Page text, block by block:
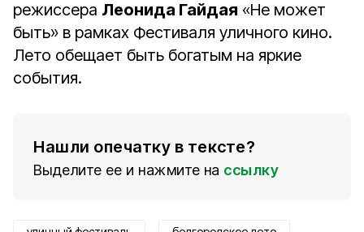
режиссера Леонида Гайдая «Не может
быть» в рамках Фестиваля уличного кино.
Лето обещает быть богатым на яркие
события.
Нашли опечатку в тексте?
Выделите ее и нажмите на ссылку